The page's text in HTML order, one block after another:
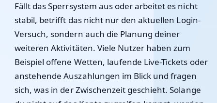
Fällt das Sperrsystem aus oder arbeitet es nicht
stabil, betrifft das nicht nur den aktuellen Login-
Versuch, sondern auch die Planung deiner
weiteren Aktivitäten. Viele Nutzer haben zum
Beispiel offene Wetten, laufende Live-Tickets oder
anstehende Auszahlungen im Blick und fragen
sich, was in der Zwischenzeit geschieht. Solange